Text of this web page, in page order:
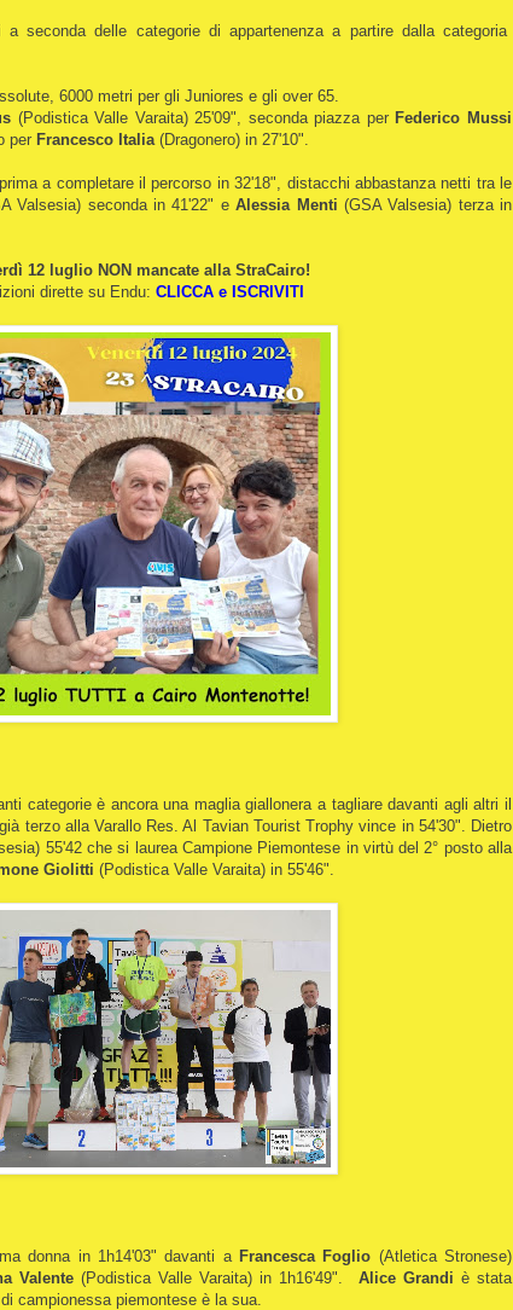
a seconda delle categorie di appartenenza a partire dalla categoria
6000 metri per gli Juniores e gli over 65.
(Podistica Valle Varaita) 25'09", seconda piazza per Federico Mussi
per Francesco Italia (Dragonero) in 27'10".
a completare il percorso in 32'18", distacchi abbastanza netti tra le
Valsesia) seconda in 41'22" eAlessia Menti (GSA Valsesia) terza in
12 luglio NON mancate alla StraCairo!
dirette su Endu: CLICCA e ISCRIVITI
categorie è ancora una maglia giallonera a tagliare davanti agli altri il
già terzo alla Varallo Res. Al Tavian Tourist Trophy vince in 54'30". Dietro
55'42 che si laurea Campione Piemontese in virtù del 2° posto alla
Giolitti (Podistica Valle Varaita) in 55'46".
donna in 1h14'03" davanti a Francesca Foglio (Atletica Stronese)
Valente(Podistica Valle Varaita) in 1h16'49". Alice Grandi è stata
campionessa piemontese è la sua.